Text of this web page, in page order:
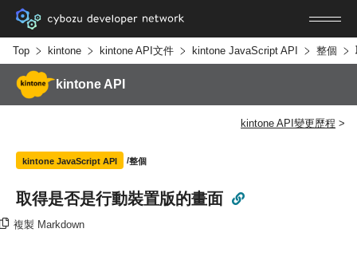
Top kintone kintone API文件 kintone JavaScript API 整個
kintone API
kintone API變更歷程
kintone JavaScript API 整個
取得是否是行動裝置版的畫面
複製 Markdown